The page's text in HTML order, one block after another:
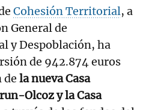
Cohesión Territorial, a
General de
y Despoblación, ha
de 942.874 euros
de la nueva Casa
Olcoz y la Casa